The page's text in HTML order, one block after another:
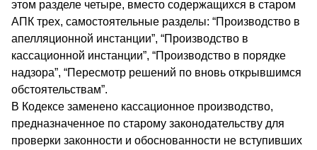
этом разделе четыре, вместо содержащихся в старом
АПК трех, самостоятельные разделы: “Производство в
апелляционной инстанции”, “Производство в
кассационной инстанции”, “Производство в порядке
надзора”, “Пересмотр решений по вновь открывшимся
обстоятельствам”.
В Кодексе заменено кассационное производство,
предназначенное по старому законодательству для
проверки законности и обоснованности не вступивших